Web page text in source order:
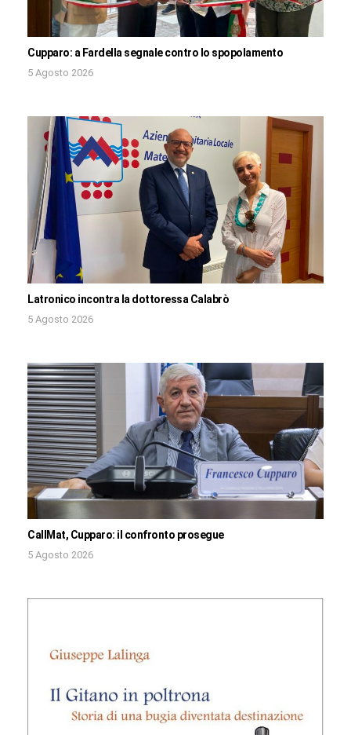
Cupparo: a Fardella segnale contro lo spopolamento
5 Agosto 2026
Latronico incontra la dottoressa Calabrò
5 Agosto 2026
CallMat, Cupparo: il confronto prosegue
5 Agosto 2026